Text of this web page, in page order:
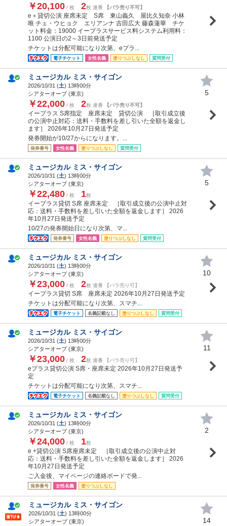
￥20,100 / 枚 2枚 連番 【バラ売り不可】
e＋貸切公演 座席未定 S席 東山義久 屋比久知奈 小林
唯 チェ・ウヒョク エリアンナ 吉田広大 藤森蓮華 チケ
ット料金：19000 イープラスサービス料システム利用料：
1100 公演日の2～3日前発送予定
チケットは分配可能になり次第、eプラ...
電子チケット 女性名義 塗りつぶしなし 質問受付
ミュージカル ミス・サイゴン
2026/10/31 (土) 13時00分
シアターオーブ (東京)
￥22,000 / 枚 2枚 連番 【バラ売り不可】
イープラス S席指定 座席未定 貸切公演 ［取引成立後
の公演中止対応：送料・手数料を差し引いた全額を返金し
ます］ 2026年10月27日発送予定
発券開始が10/27からになります。...
発券番号 女性名義 塗りつぶしなし 質問受付
5
ミュージカル ミス・サイゴン
2026/10/31 (土) 13時00分
シアターオーブ (東京)
￥22,480 / 枚 1枚
イープラス貸切 S席 座席未定 ［取引成立後の公演中止対
応：送料・手数料を差し引いた全額を返金します］ 2026
年10月27日発送予定
10/27の発券開始日になり次第、マ...
発券番号 女性名義 塗りつぶしなし 質問受付
5
ミュージカル ミス・サイゴン
2026/10/31 (土) 13時00分
シアターオーブ (東京)
￥23,000 / 枚 2枚 連番 【バラ売り可】
イープラス貸切 S席 座席未定 2026年10月27日発送予定
チケットは分配可能になり次第、スマチ...
電子チケット 名義記載なし 塗りつぶしなし 質問受付
10
ミュージカル ミス・サイゴン
2026/10/31 (土) 13時00分
シアターオーブ (東京)
￥23,000 / 枚 2枚 連番 【バラ売り可】
eプラス貸切公演 S席・座席未定 2026年10月27日発送予
定
チケットは分配可能になり次第、スマチ...
電子チケット 名義記載なし 塗りつぶしなし 質問受付
11
ミュージカル ミス・サイゴン
2026/10/31 (土) 13時00分
シアターオーブ (東京)
￥24,000 / 枚 1枚
e +貸切公演 S席座席未定 ［取引成立後の公演中止対
応：送料・手数料を差し引いた全額を返金します］ 2026
年10月27日発送予定
ご入金後、マイページの連絡ボードで発...
発券番号 女性名義 塗りつぶしなし
2
ミュージカル ミス・サイゴン
2026/10/31 (土) 13時00分
シアターオーブ (東京)
14